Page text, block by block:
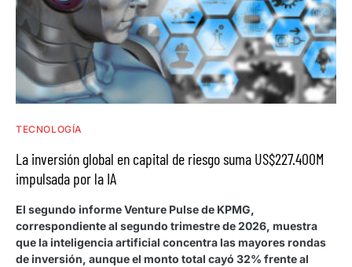
TECNOLOGÍA
La inversión global en capital de riesgo suma US$227.400M
impulsada por la IA
El segundo informe Venture Pulse de KPMG,
correspondiente al segundo trimestre de 2026, muestra
que la inteligencia artificial concentra las mayores rondas
de inversión, aunque el monto total cayó 32% frente al